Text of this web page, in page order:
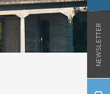
NEWSLETTER